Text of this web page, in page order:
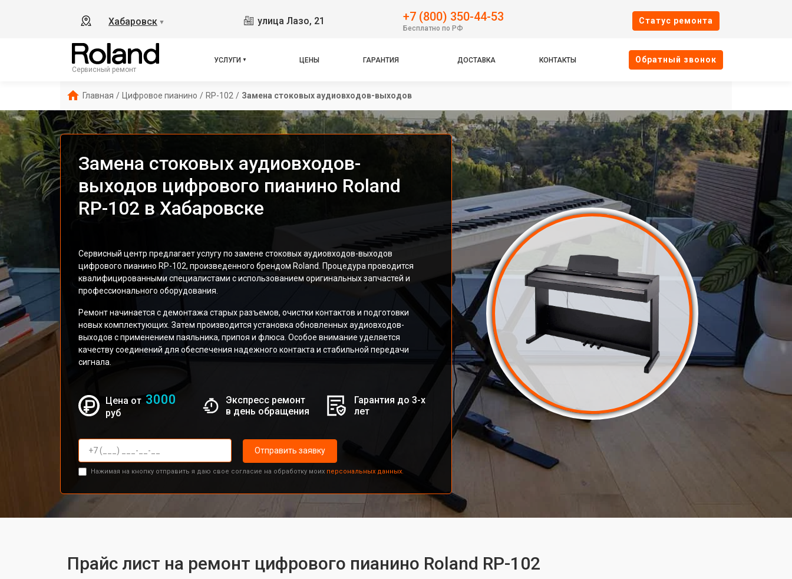
Хабаровск ▼ улица Лазо, 21 +7 (800) 350-44-53
Бесплатно по РФ
Cтатус ремонта
Сервисный ремонт
УСЛУГИ ЦЕНЫ ГАРАНТИЯ ДОСТАВКА КОНТАКТЫ Oбратный звонок
Главная / Цифровое пианино / RP-102 / Замена стоковых аудиовходов-выходов
Замена стоковых аудиовходов-
выходов цифрового пианино Roland
RP-102 в Хабаровске
Сервисный центр предлагает услугу по замене стоковых аудиовходов-выходов
цифрового пианино RP-102, произведенного брендом Roland. Процедура проводится
квалифицированными специалистами с использованием оригинальных запчастей и
профессионального оборудования.
Ремонт начинается с демонтажа старых разъемов, очистки контактов и подготовки
новых комплектующих. Затем производится установка обновленных аудиовходов-
выходов с применением паяльника, припоя и флюса. Особое внимание уделяется
качеству соединений для обеспечения надежного контакта и стабильной передачи
сигнала.
Цена от 3000
руб
Экспресс ремонт
в день обращения
Гарантия до 3-х
лет
Отправить заявку
Нажимая на кнопку отправить я даю свое согласие на обработку моих персональных данных.
Прайс лист на ремонт цифрового пианино Roland RP-102